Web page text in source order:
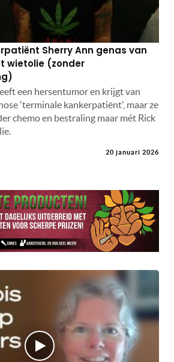
Sherry Ann genas van
wietolie (zonder
een hersentumor en krijgt van
'terminale kankerpatiënt', maar ze
chemo en bestraling maar mét Rick
20 januari 2026